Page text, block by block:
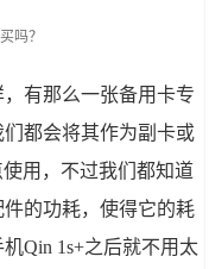
有那么一张备用卡专
都会将其作为副卡或
用，不过我们都知道
的功耗，使得它的耗
Qin 1s+之后就不用太